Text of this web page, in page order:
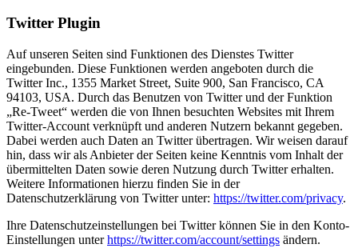
Twitter Plugin
Auf unseren Seiten sind Funktionen des Dienstes Twitter
eingebunden. Diese Funktionen werden angeboten durch die
Twitter Inc., 1355 Market Street, Suite 900, San Francisco, CA
94103, USA. Durch das Benutzen von Twitter und der Funktion
„Re-Tweet“ werden die von Ihnen besuchten Websites mit Ihrem
Twitter-Account verknüpft und anderen Nutzern bekannt gegeben.
Dabei werden auch Daten an Twitter übertragen. Wir weisen darauf
hin, dass wir als Anbieter der Seiten keine Kenntnis vom Inhalt der
übermittelten Daten sowie deren Nutzung durch Twitter erhalten.
Weitere Informationen hierzu finden Sie in der
Datenschutzerklärung von Twitter unter: https://twitter.com/privacy.
Ihre Datenschutzeinstellungen bei Twitter können Sie in den Konto-
Einstellungen unterhttps://twitter.com/account/settings ändern.